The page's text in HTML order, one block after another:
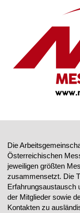
Die
Österreichischen
jeweiligen größten
zusammensetzt. Die
Erfahrungsaustausch
der Mitglieder sowie
Kontakten zu